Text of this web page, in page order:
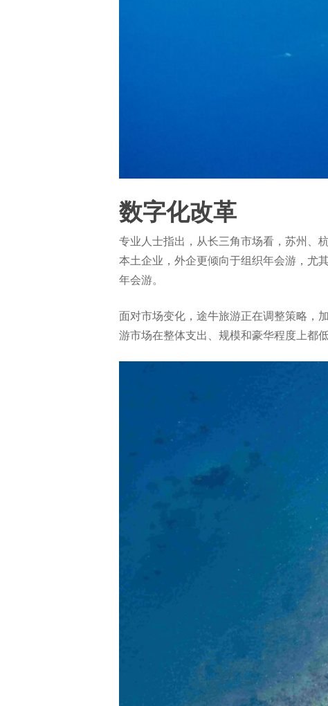
数字化改革
专业人士指出，从长三角市场看，苏州、
本土企业，外企更倾向于组织年会游，尤
年会游。
面对市场变化，途牛旅游正在调整策略，
游市场在整体支出、规模和豪华程度上都